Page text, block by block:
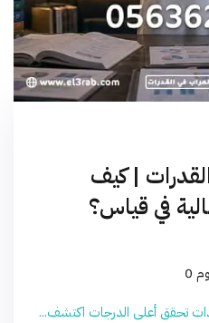
| كيف
في قياس؟
0
تحقق أعلى الدرجات اكتشف...